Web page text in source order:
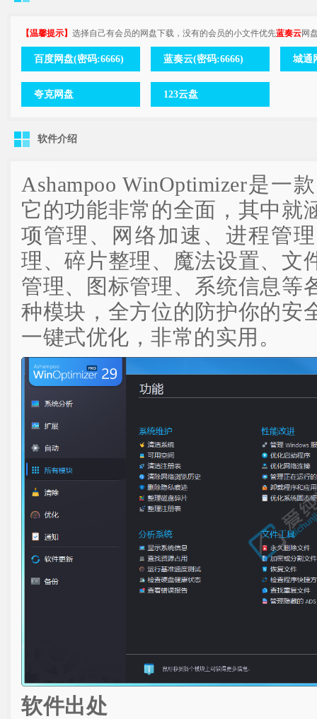
【温馨提示】 选择自己有会员的网盘下载，没有的会员的小文件优先蓝奏云网
百度网盘(密码:6666) 蓝奏云(密码:6666) 城通
夸克网盘 123云盘
软件介绍
Ashampoo WinOptimizer是一
它的功能非常的全面，其中就
项管理、网络加速、进程管
理、碎片整理、魔法设置、文
管理、图标管理、系统信息等
种模块，全方位的防护你的安
一键式优化，非常的实用。
软件出处